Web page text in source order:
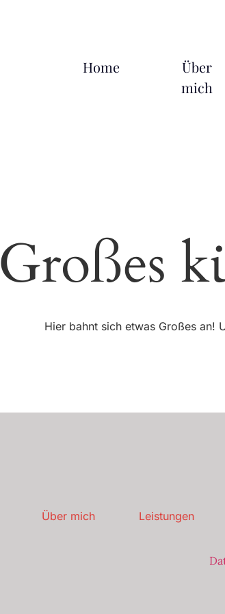
Home
Über
mich
Großes
Hier bahnt sich etwas Großes an!
Über mich Leistungen